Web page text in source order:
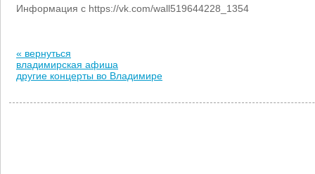
Информация с https://vk.com/wall519644228_1354
« вернуться
владимирская афиша
другие концерты во Владимире